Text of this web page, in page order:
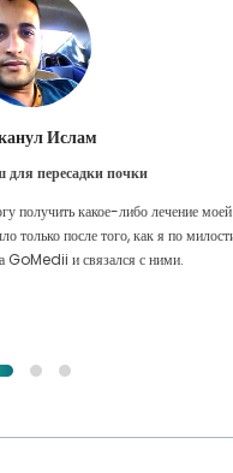
Ислам
для пересадки почки
получить какое-либо лечение моей
только после того, как я по
GoMedii и связался с ними.